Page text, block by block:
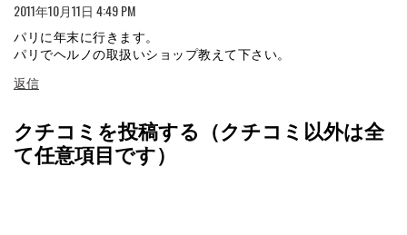
2011年10月11日 4:49 PM
パリに年末に行きます。
パリでヘルノの取扱いショップ教えて下さい。
返信
クチコミを投稿する（クチコミ以外は全
て任意項目です）